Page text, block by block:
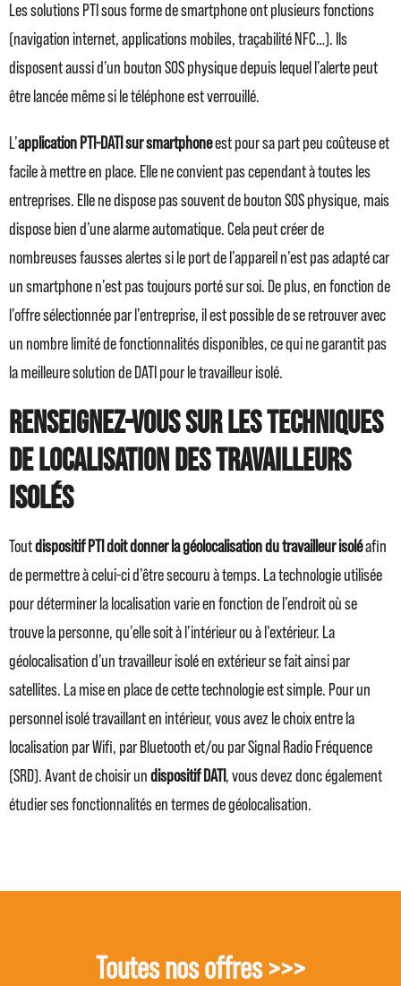
Les solutions PTI sous forme de smartphone ont plusieurs fonctions
(navigation internet, applications mobiles, traçabilité NFC…). Ils
disposent aussi d’un bouton SOS physique depuis lequel l’alerte peut
être lancée même si le téléphone est verrouillé.
L’application PTI-DATI sur smartphoneest pour sa part peu coûteuse et
facile à mettre en place. Elle ne convient pas cependant à toutes les
entreprises. Elle ne dispose pas souvent de bouton SOS physique, mais
dispose bien d’une alarme automatique. Cela peut créer de
nombreuses fausses alertes si le port de l’appareil n’est pas adapté car
un smartphone n’est pas toujours porté sur soi. De plus, en fonction de
l’offre sélectionnée par l’entreprise, il est possible de se retrouver avec
un nombre limité de fonctionnalités disponibles, ce qui ne garantit pas
la meilleure solution de DATI pour le travailleur isolé.
Renseignez-vous sur les techniques
de localisation des travailleurs
isolés
Toutdispositif PTI doit donner la géolocalisation du travailleur isoléafin
de permettre à celui-ci d’être secouru à temps. La technologie utilisée
pour déterminer la localisation varie en fonction de l’endroit où se
trouve la personne, qu’elle soit à l’intérieur ou à l’extérieur. La
géolocalisation d’un travailleur isolé en extérieur se fait ainsi par
satellites. La mise en place de cette technologie est simple. Pour un
personnel isolé travaillant en intérieur, vous avez le choix entre la
localisation par Wifi, par Bluetooth et/ou par Signal Radio Fréquence
(SRD). Avant de choisir un dispositif DATI, vous devez donc également
étudier ses fonctionnalités en termes de géolocalisation.
Toutes nos offres >>>